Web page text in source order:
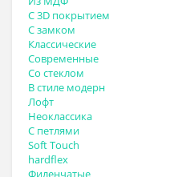
С 3D покрытием
С замком
Классические
Современные
Со стеклом
В стиле модерн
Лофт
Неоклассика
С петлями
Soft Touch
hardflex
Филенчатые